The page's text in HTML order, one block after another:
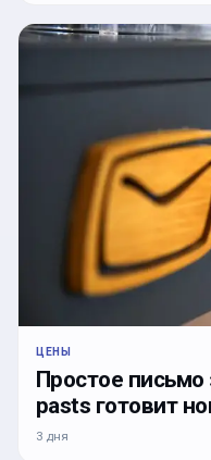
ЦЕНЫ
Простое письмо
pasts готовит
3 дня